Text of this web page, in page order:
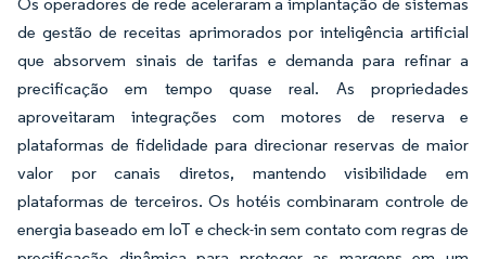
de gestão de receitas aprimorados por inteligência artificial
que absorvem sinais de tarifas e demanda para refinar a
precificação em tempo quase real. As propriedades
aproveitaram integrações com motores de reserva e
plataformas de fidelidade para direcionar reservas de maior
valor por canais diretos, mantendo visibilidade em
plataformas de terceiros. Os hotéis combinaram controle de
energia baseado em IoT e check-in sem contato com regras de